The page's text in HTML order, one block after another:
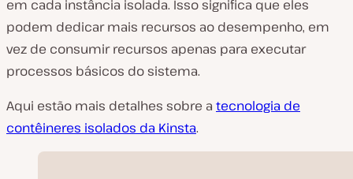
em cada instância isolada. Isso significa que eles
podem dedicar mais recursos ao desempenho, em
vez de consumir recursos apenas para executar
processos básicos do sistema.
Aqui estão mais detalhes sobre a tecnologia de
contêineres isolados da Kinsta.